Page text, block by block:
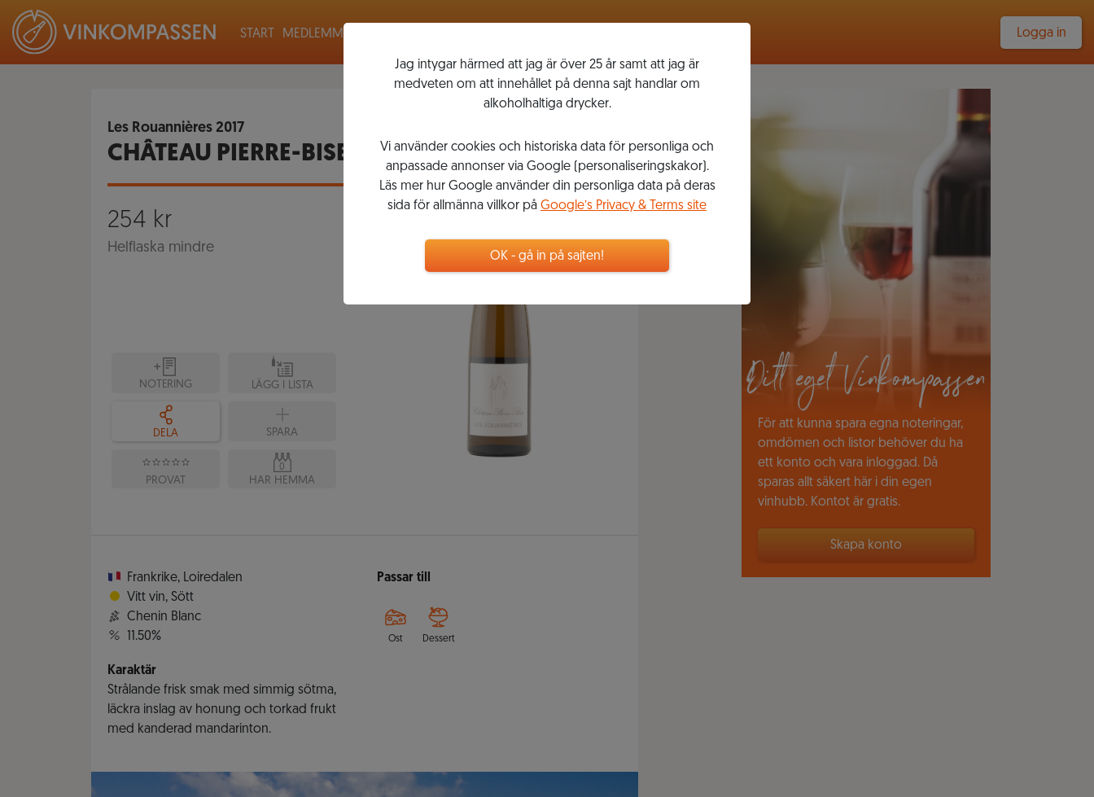
START MEDLEMMAR Logga in
Les Rouannières 2017
CHÂTEAU PIERRE-BISE
254 kr
Helflaska mindre
NOTERING LÄGG I LISTA
DELA SPARA
PROVAT
0
HAR HEMMA
Frankrike, Loiredalen
Vitt vin, Sött
Chenin Blanc
11.50%
Karaktär
Strålande frisk smak med simmig sötma,
läckra inslag av honung och torkad frukt
med kanderad mandarinton.
Passar till
Ost Dessert
Ditt eget Vinkompassen
För att kunna spara egna noteringar,
omdömen och listor behöver du ha
ett konto och vara inloggad. Då
sparas allt säkert här i din egen
vinhubb. Kontot är gratis.
Skapa konto
Jag intygar härmed att jag är över 25 år samt att jag är
medveten om att innehållet på denna sajt handlar om
alkoholhaltiga drycker.
Vi använder cookies och historiska data för personliga och
anpassade annonser via Google (personaliseringskakor).
Läs mer hur Google använder din personliga data på deras
sida för allmänna villkor på Google’s Privacy & Terms site
OK - gå in på sajten!